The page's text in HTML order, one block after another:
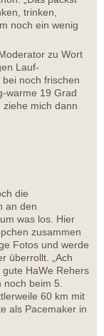
trinken,
noch ein wenig
zu Wort
Lauf-
bei noch frischen
warme 19 Grad
ziehe mich dann
die
an den
was los. Hier
zusammen
Fotos und werde
überrollt. „Ach
HaWe Rehers
noch beim 5.
60 km mit
als Pacemaker in